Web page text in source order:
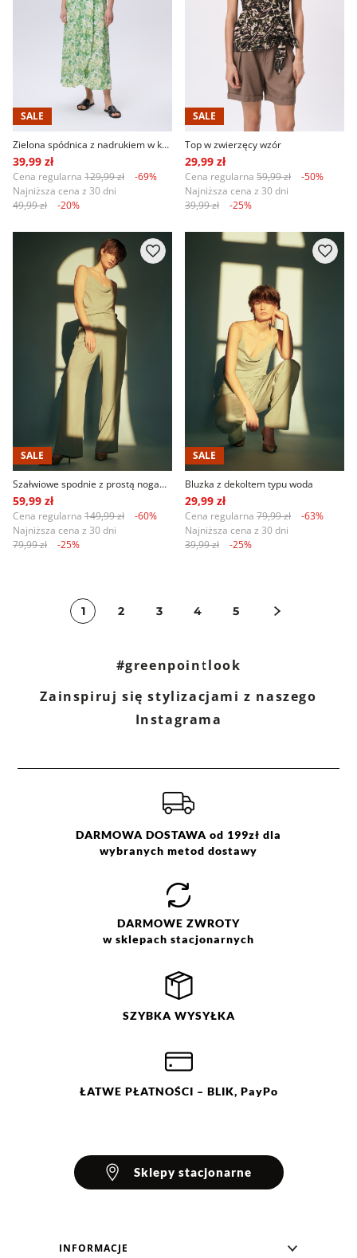
SALE
Zielona spódnica z nadrukiem w kwiaty
39,99 zł
Cena regularna 129,99 zł
-69%
Najniższa cena z 30 dni
49,99 zł
-20%
SALE
Top w zwierzęcy wzór
29,99 zł
Cena regularna 59,99 zł
-50%
Najniższa cena z 30 dni
39,99 zł
-25%
SALE
Szałwiowe spodnie z prostą nogawką
59,99 zł
Cena regularna 149,99 zł
-60%
Najniższa cena z 30 dni
79,99 zł
-25%
SALE
Bluzka z dekoltem typu woda
29,99 zł
Cena regularna 79,99 zł
-63%
Najniższa cena z 30 dni
39,99 zł
-25%
1 2 3 4 5
#greenpointlook
Zainspiruj się stylizacjami z naszego
Instagrama
DARMOWA DOSTAWA od 199zł dla
wybranych metod dostawy
DARMOWE ZWROTY
w sklepach stacjonarnych
SZYBKA WYSYŁKA
ŁATWE PŁATNOŚCI – BLIK, PayPo
Sklepy stacjonarne
INFORMACJE